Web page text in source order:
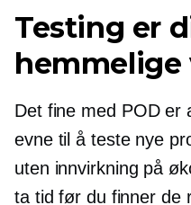
Testing er
hemmelige
Det fine med POD er
evne til å teste nye
uten innvirkning på
ta tid før du finner de